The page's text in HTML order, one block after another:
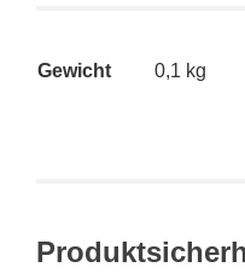
Gewicht 0,1 kg